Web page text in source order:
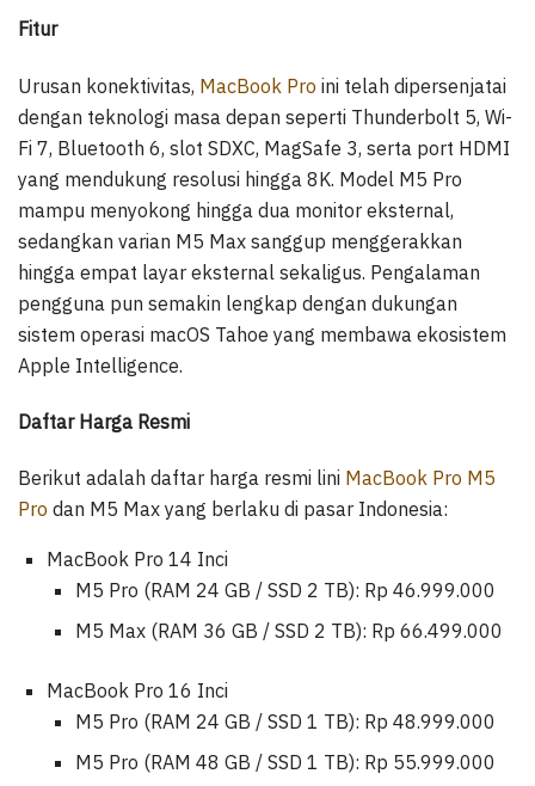
Fitur
Urusan konektivitas, MacBook Pro ini telah dipersenjatai
dengan teknologi masa depan seperti Thunderbolt 5, Wi-
Fi 7, Bluetooth 6, slot SDXC, MagSafe 3, serta port HDMI
yang mendukung resolusi hingga 8K. Model M5 Pro
mampu menyokong hingga dua monitor eksternal,
sedangkan varian M5 Max sanggup menggerakkan
hingga empat layar eksternal sekaligus. Pengalaman
pengguna pun semakin lengkap dengan dukungan
sistem operasi macOS Tahoe yang membawa ekosistem
Apple Intelligence.
Daftar Harga Resmi
Berikut adalah daftar harga resmi lini MacBook Pro M5
Pro dan M5 Max yang berlaku di pasar Indonesia:
MacBook Pro 14 Inci
M5 Pro (RAM 24 GB / SSD 2 TB): Rp 46.999.000
M5 Max (RAM 36 GB / SSD 2 TB): Rp 66.499.000
MacBook Pro 16 Inci
M5 Pro (RAM 24 GB / SSD 1 TB): Rp 48.999.000
M5 Pro (RAM 48 GB / SSD 1 TB): Rp 55.999.000